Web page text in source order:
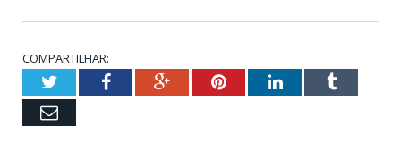
COMPARTILHAR:
TwitterFacebookGoogle+PinterestLinkedInTumblr
Email